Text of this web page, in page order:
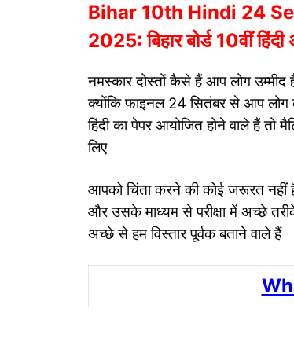
Bihar 10th Hindi 24
2025: बिहार बोर्ड 10वीं हिंदी
नमस्कार दोस्तों कैसे हैं आप लोग उम्मीद
क्योंकि फाइनल 24 सितंबर से आप लोग का
हिंदी का पेपर आयोजित होने वाले हैं तो
लिए
आपको चिंता करने की कोई जरूरत नहीं
और उसके माध्यम से परीक्षा में अच्छे
अच्छे से हम विस्तार पूर्वक बताने वाले हैं